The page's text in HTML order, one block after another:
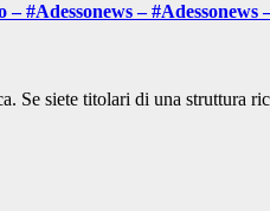
– #Adessonews
Se siete titolari di una struttura